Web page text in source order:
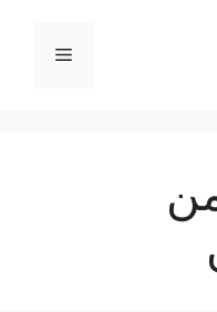
القائمة